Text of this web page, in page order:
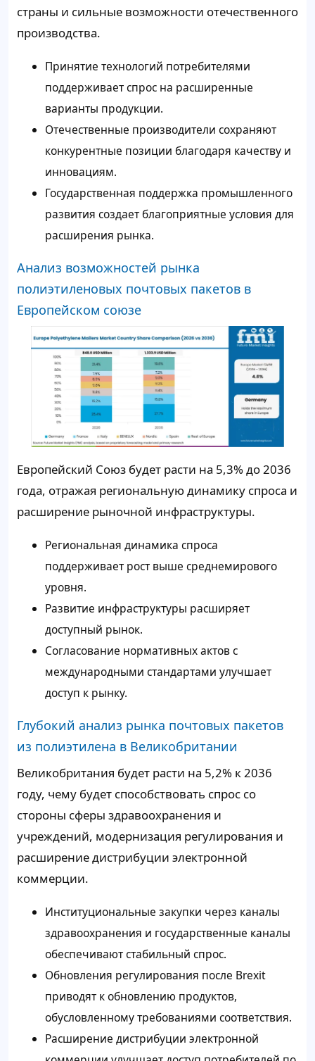
страны и сильные возможности отечественного
производства.
Принятие технологий потребителями
поддерживает спрос на расширенные
варианты продукции.
Отечественные производители сохраняют
конкурентные позиции благодаря качеству и
инновациям.
Государственная поддержка промышленного
развития создает благоприятные условия для
расширения рынка.
Анализ возможностей рынка
полиэтиленовых почтовых пакетов в
Европейском союзе
Европейский Союз будет расти на 5,3% до 2036
года, отражая региональную динамику спроса и
расширение рыночной инфраструктуры.
Региональная динамика спроса
поддерживает рост выше среднемирового
уровня.
Развитие инфраструктуры расширяет
доступный рынок.
Согласование нормативных актов с
международными стандартами улучшает
доступ к рынку.
Глубокий анализ рынка почтовых пакетов
из полиэтилена в Великобритании
Великобритания будет расти на 5,2% к 2036
году, чему будет способствовать спрос со
стороны сферы здравоохранения и
учреждений, модернизация регулирования и
расширение дистрибуции электронной
коммерции.
Институциональные закупки через каналы
здравоохранения и государственные каналы
обеспечивают стабильный спрос.
Обновления регулирования после Brexit
приводят к обновлению продуктов,
обусловленному требованиями соответствия.
Расширение дистрибуции электронной